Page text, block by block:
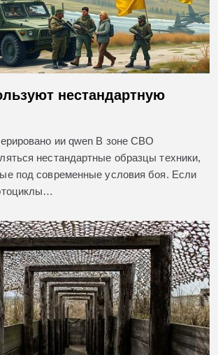
нестандартную
ии qwen В зоне СВО
нестандартные образцы техники,
под современные условия боя. Если